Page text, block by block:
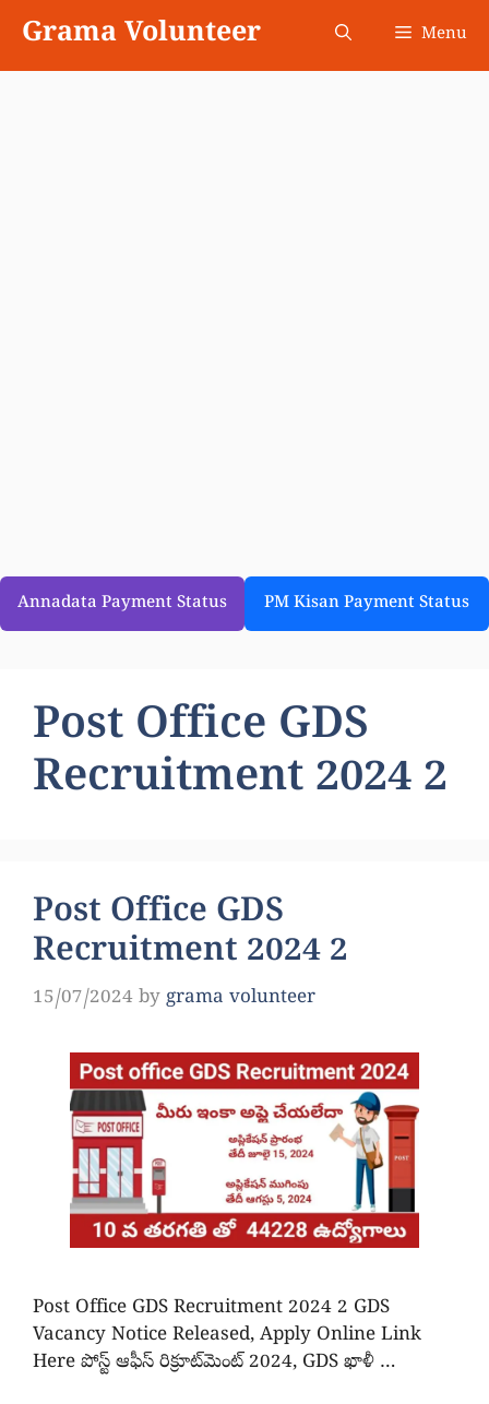
content
Grama Volunteer Menu
Annadata Payment Status PM Kisan Payment Status
Post Office GDS
Recruitment 2024 2
Post Office GDS
Recruitment 2024 2
15/07/2024 by grama volunteer
Post Office GDS Recruitment 2024 2 GDS
Vacancy Notice Released, Apply Online Link
Here పోస్ట్ ఆఫీస్ రిక్రూట్‌మెంట్ 2024, GDS ఖాళీ …